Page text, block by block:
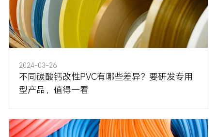
2024-03-26
不同碳酸钙改性PVC有哪些差异？要研发专用
型产品，值得一看